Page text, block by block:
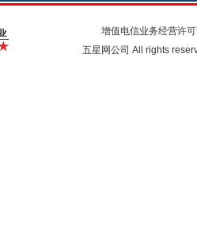
增值电信业务经营许
五星网公司 All rights